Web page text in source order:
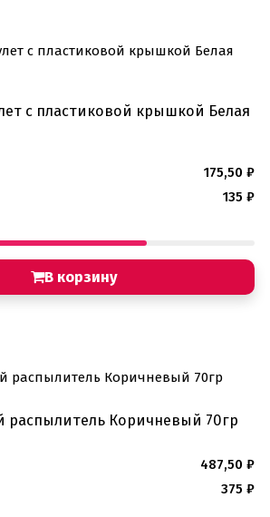
с пластиковой крышкой Белая
175,50 ₽
135 ₽
В корзину
распылитель Коричневый 70гр
487,50 ₽
375 ₽